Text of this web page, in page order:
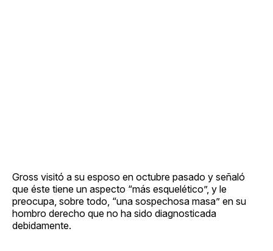
Gross visitó a su esposo en octubre pasado y señaló
que éste tiene un aspecto “más esquelético”, y le
preocupa, sobre todo, “una sospechosa masa” en su
hombro derecho que no ha sido diagnosticada
debidamente.